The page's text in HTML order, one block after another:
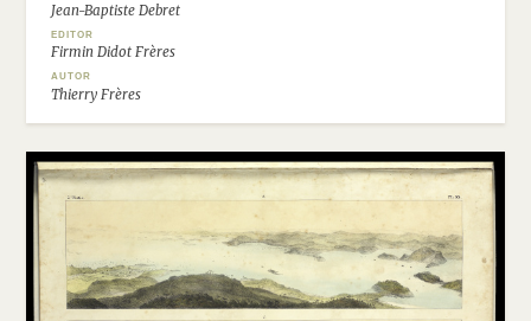
Jean-Baptiste Debret
EDITOR
Firmin Didot Frères
AUTOR
Thierry Frères